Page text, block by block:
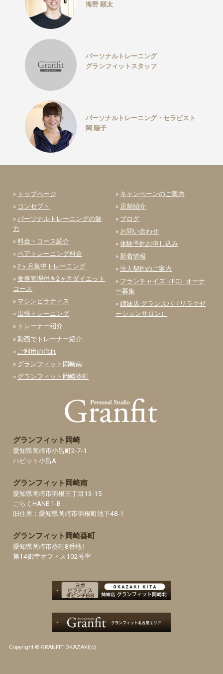
海野 顕太
パーソナルトレーニング
グランフィットスタッフ
パーソナルトレーニング・セラピスト
関 陽子
» トップページ
» コンセプト
» パーソナルトレーニングの魅
力
»料金・コース紹介
»ペアトレーニング料金
»2ヶ月集中トレーニング
»食事管理付き2ヶ月ダイエット
コース
» マシンピラティス
» 出張トレーニング
» トレーナー紹介
»動画でトレーナー紹介
» ご利用の流れ
» グランフィット岡崎南
» グランフィット岡崎葵町
» キャンペーンのご案内
» 店舗紹介
» ブログ
» お問い合わせ
»体験予約お申し込み
» 新着情報
»法人契約のご案内
» フランチャイズ（FC）オーナ
ー募集
»姉妹店 グランスパ（リラクゼ
ーションサロン）
グランフィット岡崎
愛知県岡崎市小呂町2-7-1
ハビット小呂A
グランフィット岡崎南
愛知県岡崎市羽根三丁目13-15
ごらくHANE 1-B
旧住所：愛知県岡崎市羽根町池下48-1
グランフィット岡崎葵町
愛知県岡崎市葵町8番地1
第14御幸オフィス102号室
Copyright © GRANFIT OKAZAKI(c)